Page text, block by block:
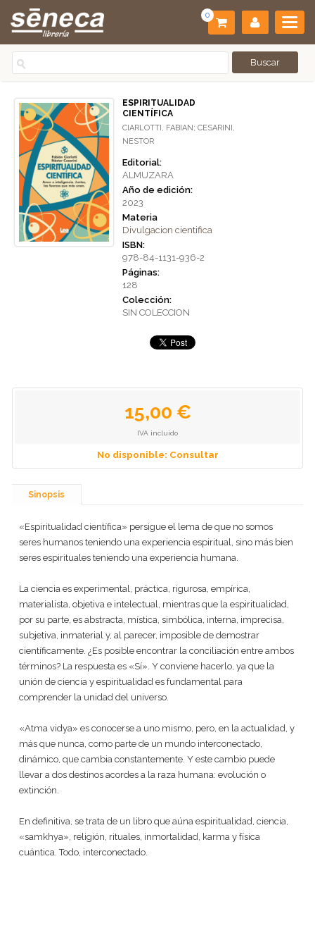
0
ESPIRITUALIDAD
CIENTÍFICA
CIARLOTTI, FABIAN; CESARINI,
NESTOR
Editorial:
ALMUZARA
Año de edición:
2023
Materia
Divulgacion cientifica
ISBN:
978-84-1131-936-2
Páginas:
128
Colección:
SIN COLECCION
15,00 €
IVA incluido
No disponible: Consultar
Sinopsis
«Espiritualidad científica» persigue el lema de que no somos
seres humanos teniendo una experiencia espiritual, sino más bien
seres espirituales teniendo una experiencia humana.
La ciencia es experimental, práctica, rigurosa, empírica,
materialista, objetiva e intelectual, mientras que la espiritualidad,
por su parte, es abstracta, mística, simbólica, interna, imprecisa,
subjetiva, inmaterial y, al parecer, imposible de demostrar
científicamente. ¿Es posible encontrar la conciliación entre ambos
términos? La respuesta es «Sí». Y conviene hacerlo, ya que la
unión de ciencia y espiritualidad es fundamental para
comprender la unidad del universo.
«Atma vidya» es conocerse a uno mismo, pero, en la actualidad, y
más que nunca, como parte de un mundo interconectado,
dinámico, que cambia constantemente. Y este cambio puede
llevar a dos destinos acordes a la raza humana: evolución o
extinción.
En definitiva, se trata de un libro que aúna espiritualidad, ciencia,
«samkhya», religión, rituales, inmortalidad, karma y física
cuántica. Todo, interconectado.